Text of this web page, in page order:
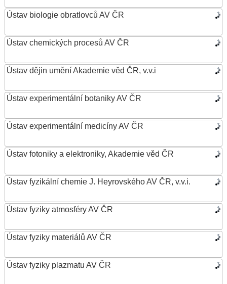
Ústav biologie obratlovců AV ČR
Ústav chemických procesů AV ČR
Ústav dějin umění Akademie věd ČR, v.v.i
Ústav experimentální botaniky AV ČR
Ústav experimentální medicíny AV ČR
Ústav fotoniky a elektroniky, Akademie věd ČR
Ústav fyzikální chemie J. Heyrovského AV ČR, v.v.i.
Ústav fyziky atmosféry AV ČR
Ústav fyziky materiálů AV ČR
Ústav fyziky plazmatu AV ČR